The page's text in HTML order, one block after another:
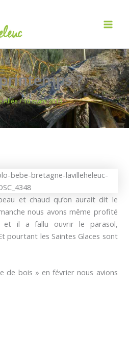
Main
?
Allée/10 mars 2015
et chaud qu’on aurait dit le
nous avons même profité
et il a fallu ouvrir le parasol,
pourtant les Saintes Glaces sont
de bois » en février nous avions